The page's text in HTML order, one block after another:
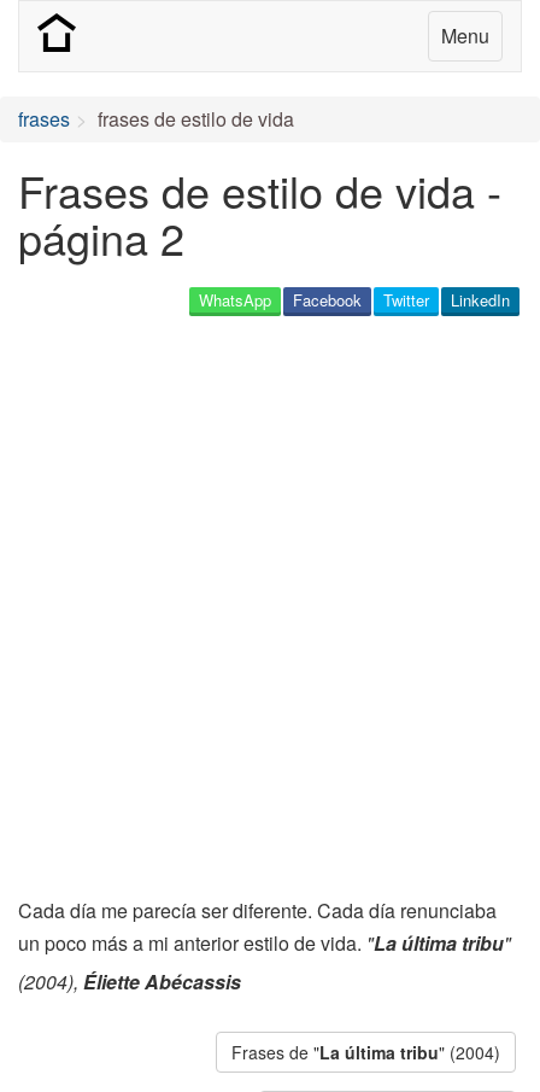
Menu
frases frases de estilo de vida
Frases de estilo de vida -
página 2
LinkedIn
Twitter
Facebook
WhatsApp
Cada día me parecía ser diferente. Cada día renunciaba
un poco más a mi anterior estilo de vida. "La última tribu"
(2004), Éliette Abécassis
Frases de "La última tribu" (2004)